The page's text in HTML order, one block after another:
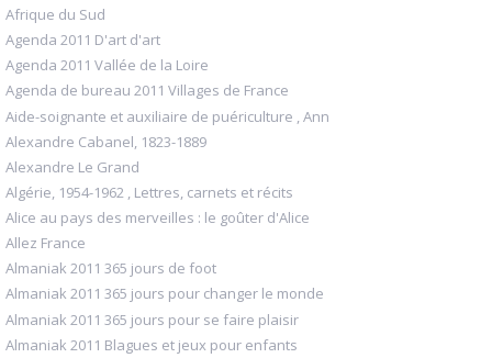
Afrique du Sud
Agenda 2011 D'art d'art
Agenda 2011 Vallée de la Loire
Agenda de bureau 2011 Villages de France
Aide-soignante et auxiliaire de puériculture , Ann
Alexandre Cabanel, 1823-1889
Alexandre Le Grand
Algérie, 1954-1962 , Lettres, carnets et récits
Alice au pays des merveilles : le goûter d'Alice
Allez France
Almaniak 2011 365 jours de foot
Almaniak 2011 365 jours pour changer le monde
Almaniak 2011 365 jours pour se faire plaisir
Almaniak 2011 Blagues et jeux pour enfants